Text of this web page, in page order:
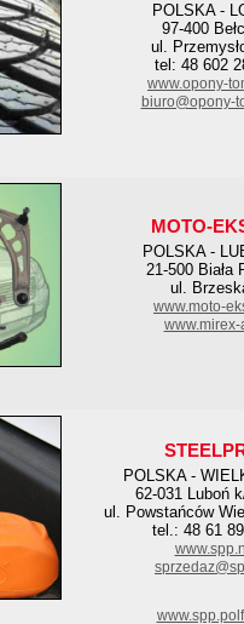
POLSKA -
97-400
ul.
tel: 48 602
www.opony-
biuro@opony-
MOTO-
POLSKA -
21-500 Biała
ul.
www.moto-
www.mirex-
POLSKA -
62-031 Luboń
ul. Powstańców
tel.: 48 61